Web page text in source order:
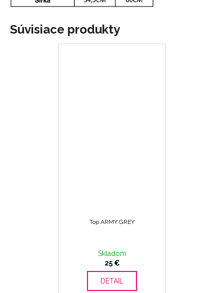
Súvisiace produkty
Top ARMY GREY
Skladom
25 €
DETAIL